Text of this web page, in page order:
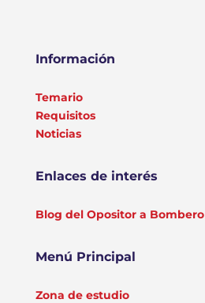
Información
Temario
Requisitos
Noticias
Enlaces de interés
Blog del Opositor a Bombero
Menú Principal
Zona de estudio